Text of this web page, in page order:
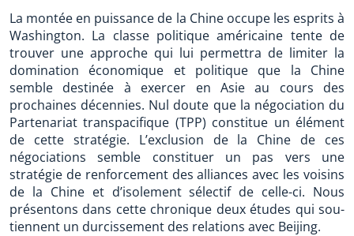
La montée en puissance de la Chine occupe les esprits à
Washington. La classe politique américaine tente de
trouver une approche qui lui permettra de limiter la
domination économique et politique que la Chine
semble destinée à exercer en Asie au cours des
prochaines décennies. Nul doute que la négociation du
Partenariat transpacifique (TPP) constitue un élément
de cette stratégie. L’exclusion de la Chine de ces
négociations semble constituer un pas vers une
stratégie de renforcement des alliances avec les voisins
de la Chine et d’isolement sélectif de celle-ci. Nous
présentons dans cette chronique deux études qui sou-
tiennent un durcissement des relations avec Beijing.